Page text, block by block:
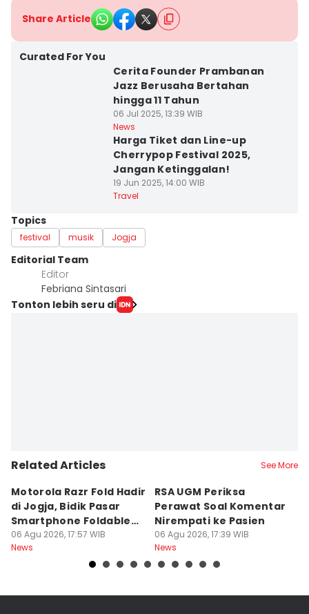
Share Article
Curated For You
Cerita Founder Prambanan
Jazz Berusaha Bertahan
hingga 11 Tahun
06 Jul 2025, 13:39 WIB
News
Harga Tiket dan Line-up
Cherrypop Festival 2025,
Jangan Ketinggalan!
19 Jun 2025, 14:00 WIB
Travel
Topics
festival musik Jogja
Editorial Team
Editor
Febriana Sintasari
Tonton lebih seru di
Related Articles See More
Motorola Razr Fold Hadir
di Jogja, Bidik Pasar
Smartphone Foldable
Premium
06 Agu 2026, 17:57 WIB
News
RSA UGM Periksa
Perawat Soal Komentar
Nirempati ke Pasien
06 Agu 2026, 17:39 WIB
News